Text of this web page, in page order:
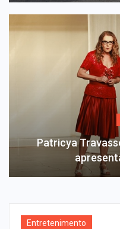
Patricya
Entretenimento